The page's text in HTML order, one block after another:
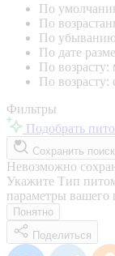
По
По
По
По дате
По возрасту:
По возрасту:
Фильтры
Подобрать
Сохранить поиск
Невозможно
Укажите Тип
параметры вашего
Понятно
Поделиться